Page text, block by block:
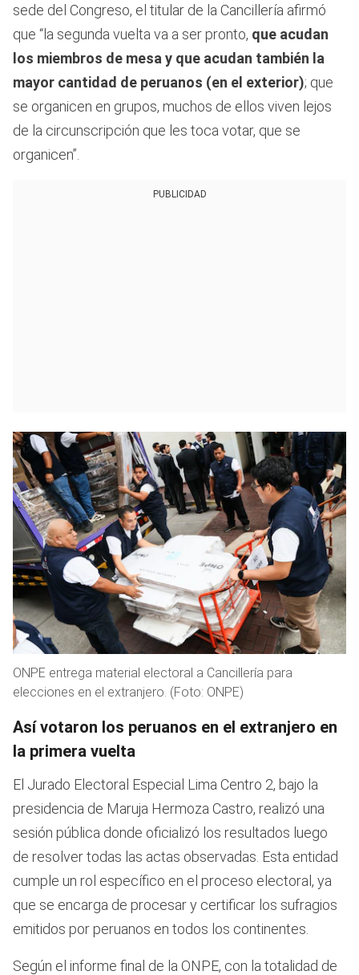
sede del Congreso, el titular de la Cancillería afirmó
que “la segunda vuelta va a ser pronto, que acudan
los miembros de mesa y que acudan también la
mayor cantidad de peruanos (en el exterior); que
se organicen en grupos, muchos de ellos viven lejos
de la circunscripción que les toca votar, que se
organicen”.
PUBLICIDAD
ONPE entrega material electoral a Cancillería para
elecciones en el extranjero. (Foto: ONPE)
Así votaron los peruanos en el extranjero en
la primera vuelta
El Jurado Electoral Especial Lima Centro 2, bajo la
presidencia de Maruja Hermoza Castro, realizó una
sesión pública donde oficializó los resultados luego
de resolver todas las actas observadas. Esta entidad
cumple un rol específico en el proceso electoral, ya
que se encarga de procesar y certificar los sufragios
emitidos por peruanos en todos los continentes.
Según el informe final de la ONPE, con la totalidad de